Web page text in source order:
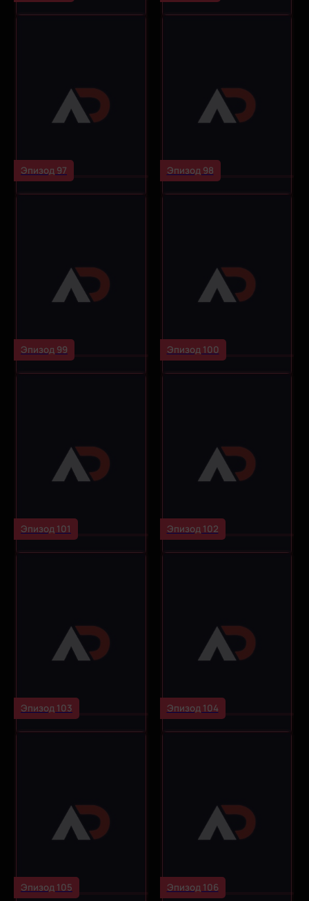
Эпизод 97 Эпизод 98
Эпизод 99 Эпизод 100
Эпизод 101 Эпизод 102
Эпизод 103 Эпизод 104
Эпизод 105 Эпизод 106